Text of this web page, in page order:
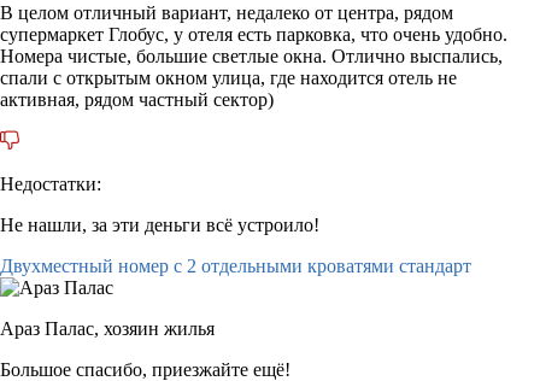
В целом отличный вариант, недалеко от центра, рядом
супермаркет Глобус, у отеля есть парковка, что очень удобно.
Номера чистые, большие светлые окна. Отлично выспались,
спали с открытым окном улица, где находится отель не
активная, рядом частный сектор)
Недостатки:
Не нашли, за эти деньги всё устроило!
Двухместный номер с 2 отдельными кроватями стандарт
Араз Палас, хозяин жилья
Большое спасибо, приезжайте ещё!